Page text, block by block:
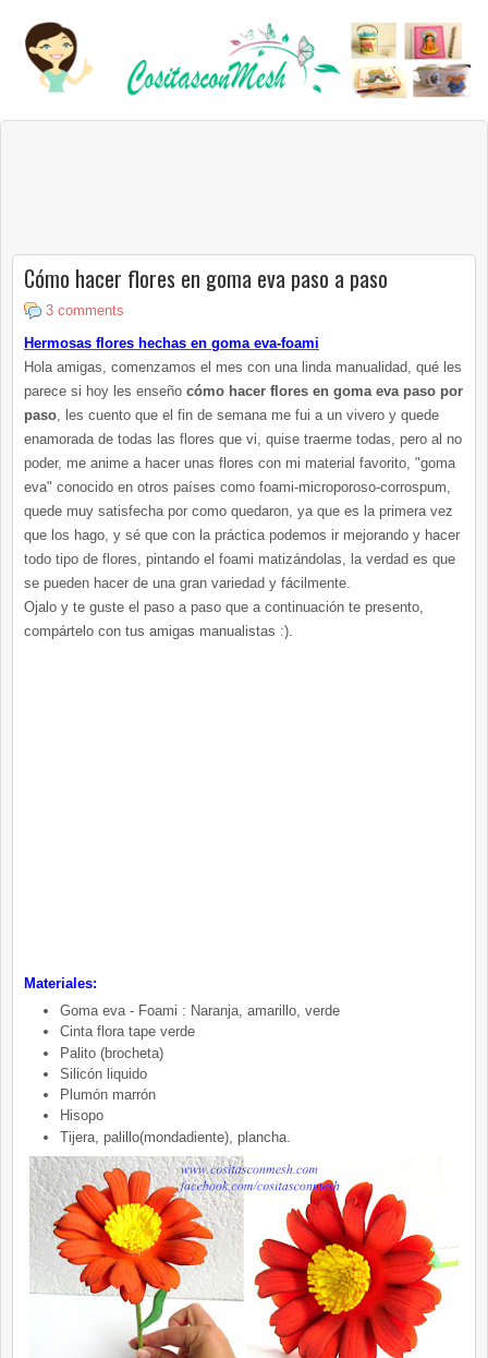
Cómo hacer flores en goma eva paso a paso
3 comments
Hermosas flores hechas en goma eva-foami
Hola amigas, comenzamos el mes con una linda manualidad, qué les
parece si hoy les enseño cómo hacer flores en goma eva paso por
paso , les cuento que el fin de semana me fui a un vivero y quede
enamorada de todas las flores que vi, quise traerme todas, pero al no
poder, me anime a hacer unas flores con mi material favorito, "goma
eva" conocido en otros países como foami-microporoso-corrospum,
quede muy satisfecha por como quedaron, ya que es la primera vez
que los hago, y sé que con la práctica podemos ir mejorando y hacer
todo tipo de flores, pintando el foami matizándolas, la verdad es que
se pueden hacer de una gran variedad y fácilmente.
Ojalo y te guste el paso a paso que a continuación te presento,
compártelo con tus amigas manualistas :).
Materiales:
Goma eva - Foami : Naranja, amarillo, verde
Cinta flora tape verde
Palito (brocheta)
Silicón liquido
Plumón marrón
Hisopo
Tijera, palillo(mondadiente), plancha.